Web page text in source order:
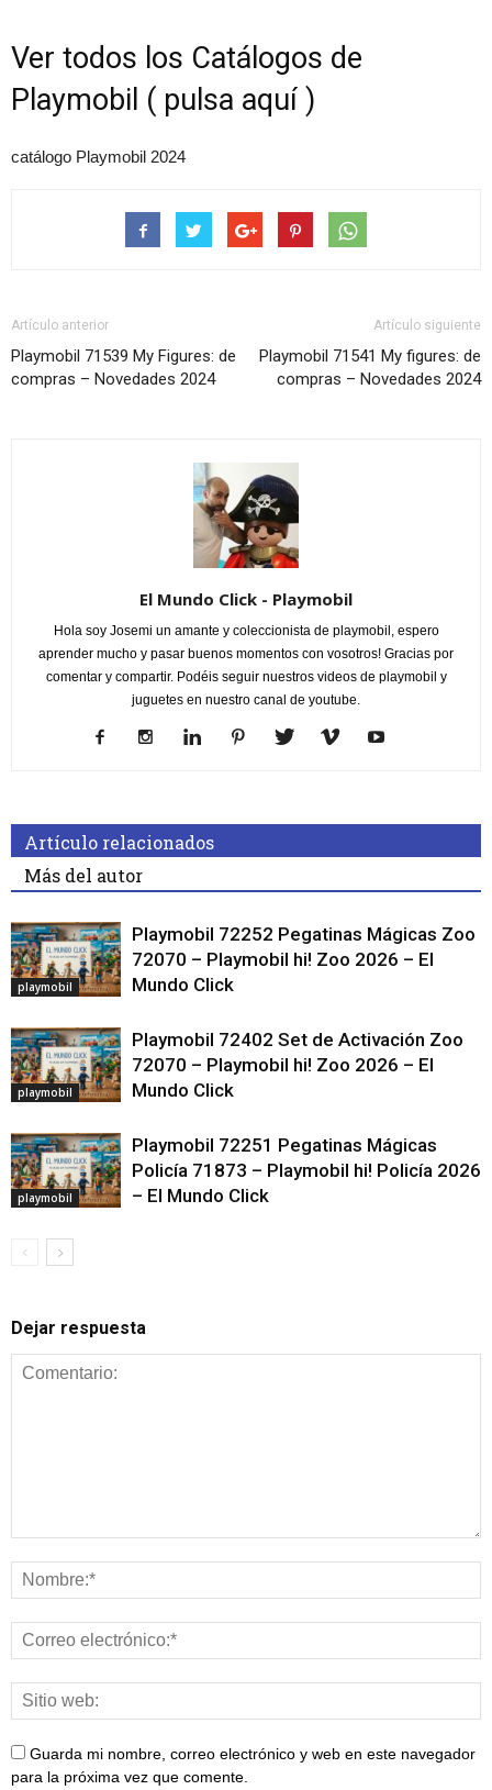
Ver todos los Catálogos de
Playmobil ( pulsa aquí )
catálogo Playmobil 2024
Artículo anterior
Playmobil 71539 My Figures: de
compras – Novedades 2024
Artículo siguiente
Playmobil 71541 My figures: de
compras – Novedades 2024
El Mundo Click - Playmobil
Hola soy Josemi un amante y coleccionista de playmobil, espero
aprender mucho y pasar buenos momentos con vosotros! Gracias por
comentar y compartir. Podéis seguir nuestros videos de playmobil y
juguetes en nuestro canal de youtube.
Artículo relacionados
Más del autor
playmobil
Playmobil 72252 Pegatinas Mágicas Zoo
72070 – Playmobil hi! Zoo 2026 – El
Mundo Click
playmobil
Playmobil 72402 Set de Activación Zoo
72070 – Playmobil hi! Zoo 2026 – El
Mundo Click
playmobil
Playmobil 72251 Pegatinas Mágicas
Policía 71873 – Playmobil hi! Policía 2026
– El Mundo Click
Dejar respuesta
Guarda mi nombre, correo electrónico y web en este navegador
para la próxima vez que comente.